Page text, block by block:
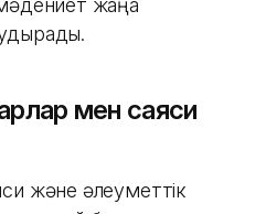
жаңа
мен саяси
және әлеуметтік